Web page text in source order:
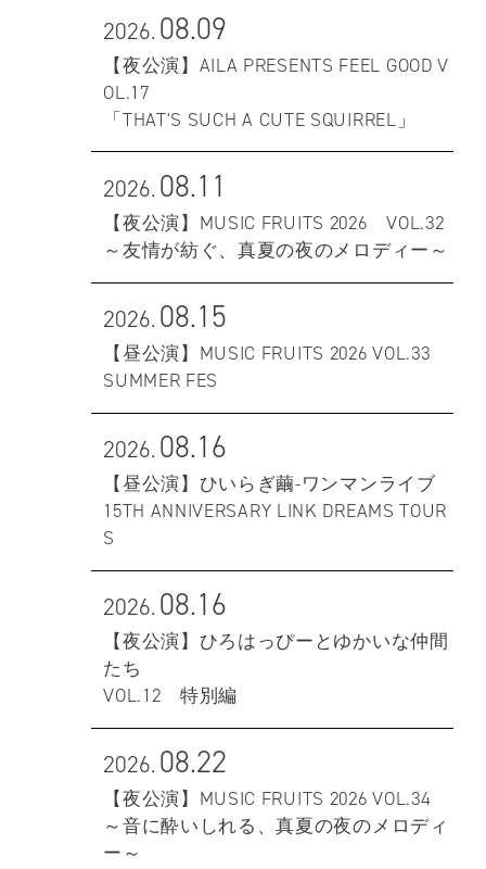
2026.08.09
【夜公演】AILA PRESENTS FEEL GOOD V
OL.17
「THAT'S SUCH A CUTE SQUIRREL」
2026.08.11
【夜公演】MUSIC FRUITS 2026 VOL.32
～友情が紡ぐ、真夏の夜のメロディー～
2026.08.15
【昼公演】MUSIC FRUITS 2026 VOL.33
SUMMER FES
2026.08.16
【昼公演】ひいらぎ繭-ワンマンライブ
15TH ANNIVERSARY LINK DREAMS TOUR
S
2026.08.16
【夜公演】ひろはっぴーとゆかいな仲間
たち
VOL.12 特別編
2026.08.22
【夜公演】MUSIC FRUITS 2026 VOL.34
～音に酔いしれる、真夏の夜のメロディ
ー～